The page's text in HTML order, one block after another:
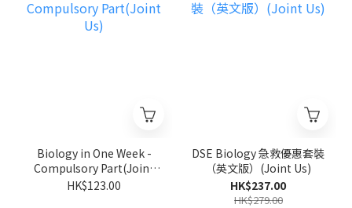
Biology in One Week -
Compulsory Part(Joint
Us)
HK$123.00
DSE Biology 急救優惠套裝
（英文版）(Joint Us)
HK$237.00
HK$279.00